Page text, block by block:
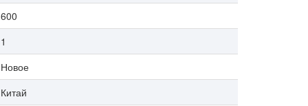
600
1
Новое
Китай